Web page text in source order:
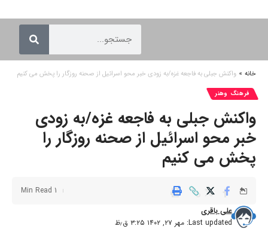
خانه » واکنش جبلی به فاجعه غزه/به زودی خبر محو اسرائیل از صحنه روزگار را پخش می کنیم
فرهنگ وهنر
واکنش جبلی به فاجعه غزه/به زودی
خبر محو اسرائیل از صحنه روزگار را
پخش می کنیم
Last updated: مهر ۲۷, ۱۴۰۲ ۳:۲۵ ق٫ظ
علی باقری
1 Min Read